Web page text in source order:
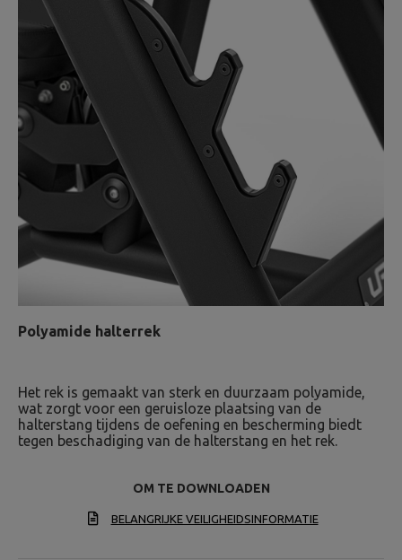
Polyamide halterrek
Het rek is gemaakt van sterk en duurzaam polyamide,
wat zorgt voor een geruisloze plaatsing van de
halterstang tijdens de oefening en bescherming biedt
tegen beschadiging van de halterstang en het rek.
OM TE DOWNLOADEN
BELANGRIJKE VEILIGHEIDSINFORMATIE